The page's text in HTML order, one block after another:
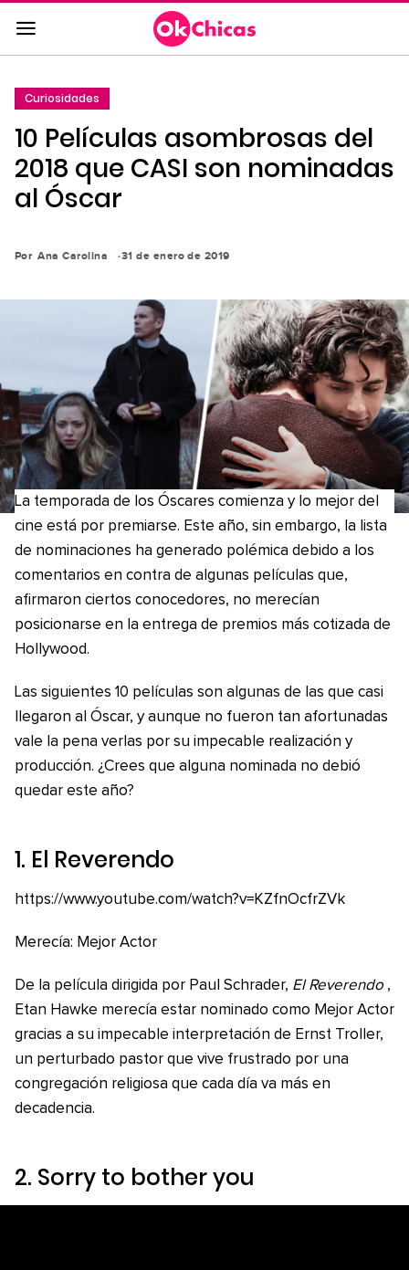
Saltar
al
contenido
la
navegación
principal
Curiosidades
10 Películas asombrosas del
2018 que CASI son nominadas
al Óscar
Por Ana Carolina 31 de enero de 2019
La temporada de los Óscares comienza y lo mejor del
cine está por premiarse. Este año, sin embargo, la lista
de nominaciones ha generado polémica debido a los
comentarios en contra de algunas películas que,
afirmaron ciertos conocedores, no merecían
posicionarse en la entrega de premios más cotizada de
Hollywood.
Las siguientes 10 películas son algunas de las que casi
llegaron al Óscar, y aunque no fueron tan afortunadas
vale la pena verlas por su impecable realización y
producción. ¿Crees que alguna nominada no debió
quedar este año?
1. El Reverendo
https://www.youtube.com/watch?v=KZfnOcfrZVk
Merecía: Mejor Actor
De la película dirigida por Paul Schrader, El Reverendo ,
Etan Hawke merecía estar nominado como Mejor Actor
gracias a su impecable interpretación de Ernst Troller,
un perturbado pastor que vive frustrado por una
congregación religiosa que cada día va más en
decadencia.
2. Sorry to bother you